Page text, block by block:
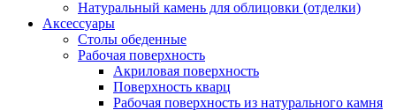
Натуральный камень для облицовки (отделки)
Аксессуары
Столы обеденные
Рабочая поверхность
Акриловая поверхность
Поверхность кварц
Рабочая поверхность из натурального камня